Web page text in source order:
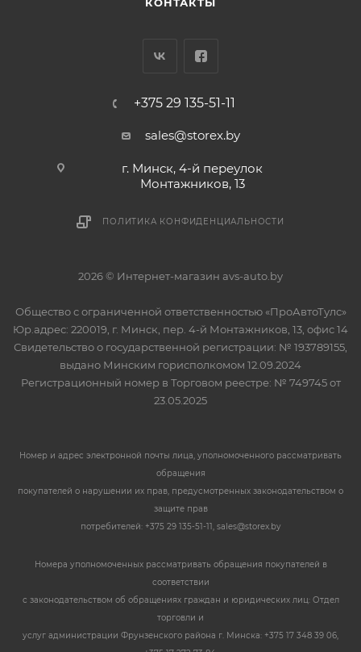
+375 29 135-51-11
sales@storex.by
г. Минск, 4-й переулок
Монтажников, 13
ПОЛИТИКА КОНФИДЕНЦИАЛЬНОСТИ
2026 © Интернет-магазин avs-auto.by
Общество с ограниченной ответственностью «ПроАвтоТулс»
Юр.адрес: 220019, г. Минск, пер. 4-й Монтажников, 13, офис 14
Свидетельство о государственной регистрации: № 193789155,
выдано Минским горисполкомом 12.09.2024
Регистрационный номер в Торговом реестре: № 749745 от
23.05.2025
Номер и адрес электронной почты лица, уполномоченного рассматривать
обращения
покупателей о нарушении их прав, предусмотренных законодательством о
защите прав
потребителей: +375 29 135-51-11, sales@storex.by
Номера уполномоченных рассматривать обращения покупателей в
соответствии
с законодательством об обращениях граждан и юридических лиц: Отдел
торговли и
услуг администрации Фрунзенского района г. Минска: +375 17 348 39 06,